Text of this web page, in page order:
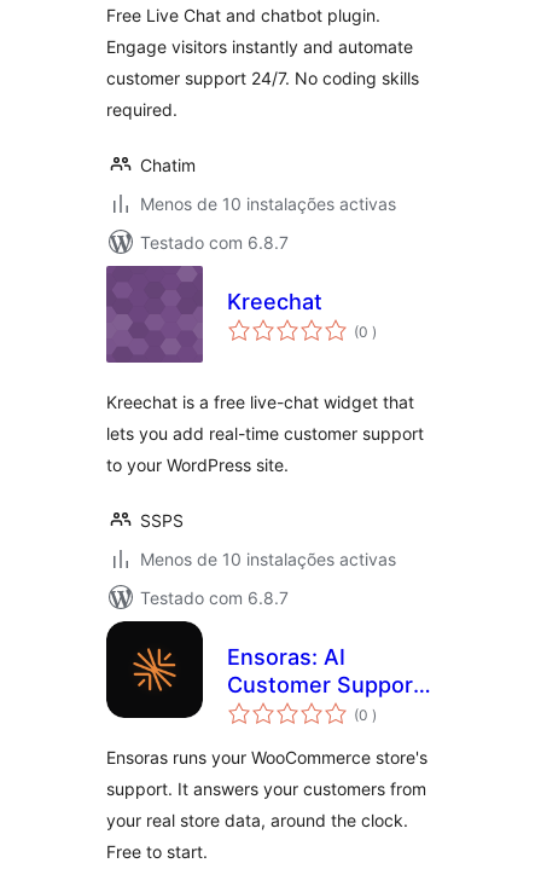
Free Live Chat and chatbot plugin.
Engage visitors instantly and automate
customer support 24/7. No coding skills
required.
Chatim
Menos de 10 instalações activas
Testado com 6.8.7
Kreechat
(0 classificações
)
Kreechat is a free live-chat widget that
lets you add real-time customer support
to your WordPress site.
SSPS
Menos de 10 instalações activas
Testado com 6.8.7
Ensoras: AI
Customer Support
& Live Chat
WooCommerce
(0 classificações
)
Ensoras runs your WooCommerce store's
support. It answers your customers from
your real store data, around the clock.
Free to start.